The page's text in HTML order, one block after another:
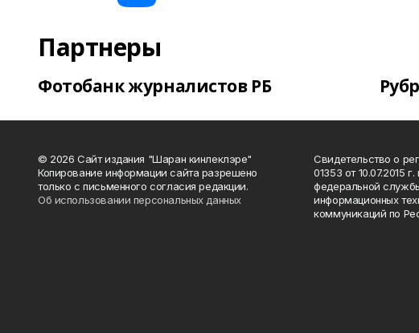
Партнеры
Фотобанк журналистов РБ
© 2026 Сайт издания "Шаран кинлеклэре"
Копирование информации сайта разрешено
только с письменного согласия редакции.
Об использовании персональных данных
Свидетельство о
01353 от 10.07.2015
федеральной
информационных
коммуникаций по